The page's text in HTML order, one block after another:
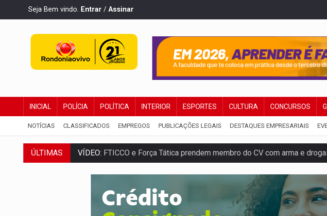
Seja Bem vindo. Entrar / Assinar
INICIAL POLÍCIA POLÍTICA INTERIOR ESPORTES CULTURA CONCURSOS
NOTÍCIAS CLASSIFICADOS EMPREGOS PUBLICAÇÕES LEGAIS DESTAQUES EMPRESARIAIS
ÚLTIMAS VÍDEO: FTICCO e Força Tática prendem membro do CV com arma e
INCLUSÃO:Prefeitura fortalece parceria com a APAE para ampliar ações
DEFESA:Exército testa inovações no combate a drones durante exercício
TEMAS SOCIOAMBIENTAIS: Em Itapuã do Oeste, CINEMAZÔNIA leva